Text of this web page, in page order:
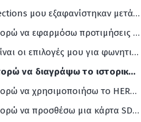
Τα collections μου εξαφανίστηκαν μετά την ενημέρωση της εφαρμογής! Τι πρέπει να κάνω
Πώς μπορώ να εφαρμόσω προτιμήσεις διαδρομής (πλοία, αυτοκινητόδρομους, δρόμους με διόδια κ.λπ.)
Ποιες είναι οι επιλογές μου για φωνητική καθοδήγηση (και ποιες είναι οι διαθέσιμες γλώσσες);
Πώς μπορώ να διαγράψω το ιστορικό αναζήτησης
Πώς μπορώ να χρησιμοποιήσω το HERE WeGo σε λειτουργία dark mode
Πώς μπορώ να προσθέσω μια κάρτα SD για εξωτερικό αποθηκευτικό χώρο